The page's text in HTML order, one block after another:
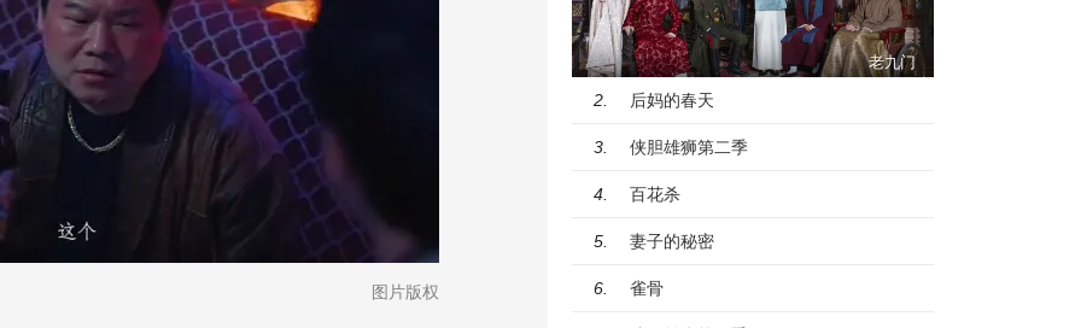
图片版权
老九门
2.
后妈的春天
3. 侠胆雄狮第二季
4. 百花杀
5. 妻子的秘密
6. 雀骨